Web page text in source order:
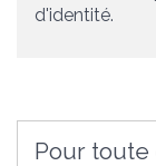
d'identité.
Pour